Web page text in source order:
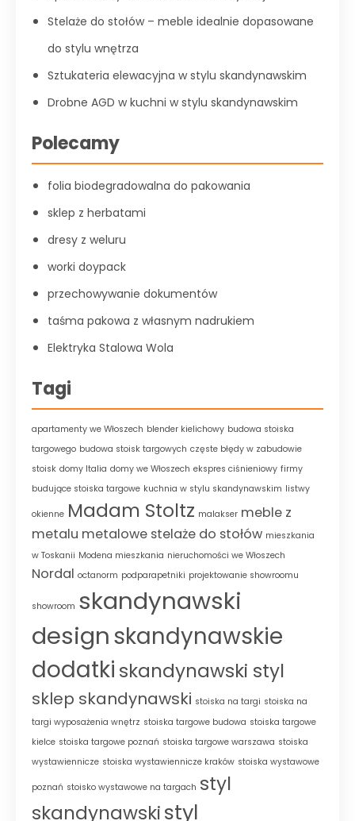
Stelaże do stołów – meble idealnie dopasowane
do stylu wnętrza
Sztukateria elewacyjna w stylu skandynawskim
Drobne AGD w kuchni w stylu skandynawskim
Polecamy
folia biodegradowalna do pakowania
sklep z herbatami
dresy z weluru
worki doypack
przechowywanie dokumentów
taśma pakowa z własnym nadrukiem
Elektryka Stalowa Wola
Tagi
apartamenty we Włoszech blender kielichowy budowa stoiska
targowego budowa stoisk targowych częste błędy w zabudowie
stoisk domy Italia domy we Włoszech ekspres ciśnieniowy firmy
budujące stoiska targowe kuchnia w stylu skandynawskim listwy
okienne Madam Stoltz malakser meble z
metalu metalowe stelaże do stołów mieszkania
w Toskanii Modena mieszkania nieruchomości we Włoszech
Nordal octanorm podparapetniki projektowanie showroomu
showroom skandynawski
designskandynawskie
dodatki skandynawski styl
sklep skandynawski stoiska na targi stoiska na
targi wyposażenia wnętrz stoiska targowe budowa stoiska targowe
kielce stoiska targowe poznań stoiska targowe warszawa stoiska
wystawiennicze stoiska wystawiennicze kraków stoiska wystawowe
poznań stoisko wystawowe na targach styl
skandynawskistyl